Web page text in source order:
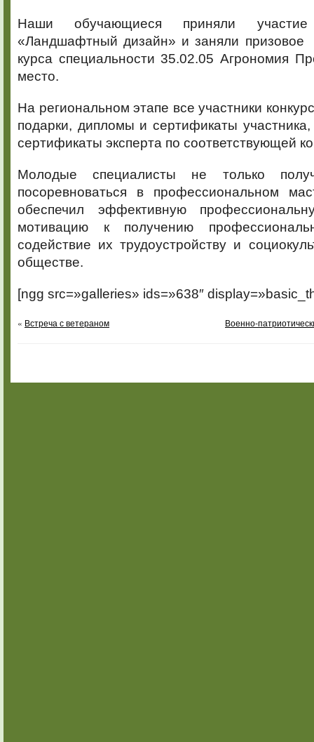
Наши обучающиеся приняли
«Ландшафтный дизайн» и заняли призовое
курса специальности 35.02.05 Агрономия
место.
На региональном этапе все участники
подарки, дипломы и сертификаты
сертификаты эксперта по соответствующей
Молодые специалисты не только
посоревноваться в профессиональном
обеспечил эффективную
мотивацию к получению
содействие их трудоустройству и
обществе.
[ngg src=»galleries» ids=»638″
« Встреча с ветераном Военно-